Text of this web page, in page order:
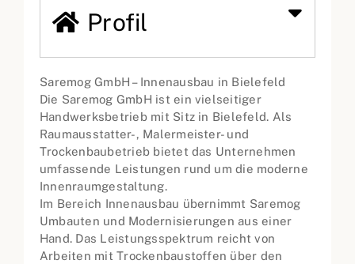
Profil
Saremog GmbH – Innenausbau in Bielefeld
Die Saremog GmbH ist ein vielseitiger
Handwerksbetrieb mit Sitz in Bielefeld. Als
Raumausstatter-, Malermeister- und
Trockenbaubetrieb bietet das Unternehmen
umfassende Leistungen rund um die moderne
Innenraumgestaltung.
Im Bereich Innenausbau übernimmt Saremog
Umbauten und Modernisierungen aus einer
Hand. Das Leistungsspektrum reicht von
Arbeiten mit Trockenbaustoffen über den